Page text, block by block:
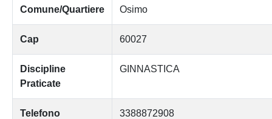
Comune/Quartiere Osimo
Cap 60027
Discipline
Praticate
GINNASTICA
Telefono 3388872908